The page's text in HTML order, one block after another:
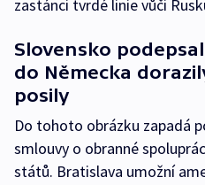
zastánci tvrdé linie vůči
Slovensko
do Německa
posily
Do tohoto obrázku zapadá
smlouvy o obranné
států. Bratislava umožní